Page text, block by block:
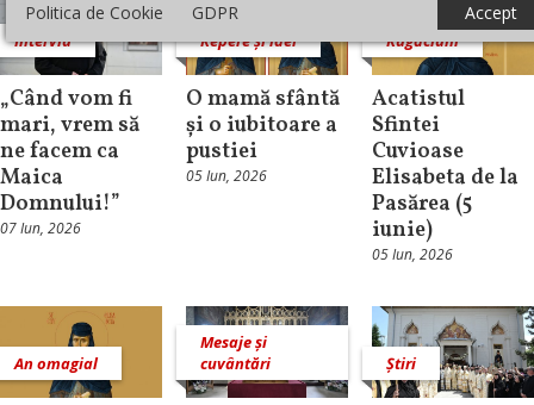
Politica de Cookie GDPR Accept
Interviu
„Când vom fi
mari, vrem să
ne facem ca
Maica
Domnului!”
07 Iun, 2026
Repere și idei
O mamă sfântă
și o iubitoare a
pustiei
05 Iun, 2026
Rugăciuni
Acatistul
Sfintei
Cuvioase
Elisabeta de la
Pasărea (5
iunie)
05 Iun, 2026
An omagial
Mesaje și
cuvântări
Știri